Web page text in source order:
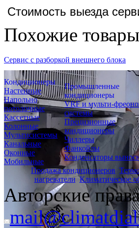
Стоимость выезда
Похожие товары
Сервис с разборкой внешнего блока
Кондиционеры
Настенные
Напольно
потолочные
Кассетные
Колонные
Мультисистемы
Канальные
Оконные
Мобильные
Промышленные
кондиционеры
VRF и мульти-
системы
Прецизионные
кондиционеры
Чиллеры
Фанкойлы
Конденсаторы
Продажа кондиционеров
нагреватели Климатическое
Авторские